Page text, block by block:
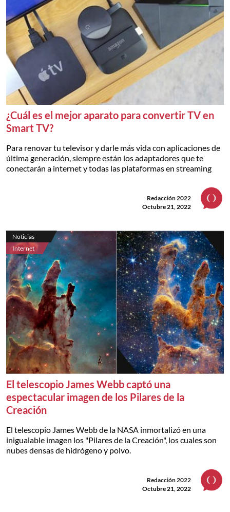
¿Cuál es el mejor aparato para convertir TV en
Smart TV?
Para renovar tu televisor y darle más vida con aplicaciones de
última generación, siempre están los adaptadores que te
conectarán a internet y todas las plataformas en streaming
Redacción 2022
Octubre 21, 2022
Noticias
Internet
El telescopio James Webb captó una
espectacular imagen de los Pilares de la
Creación
El telescopio James Webb de la NASA inmortalizó en una
inigualable imagen los "Pilares de la Creación", los cuales son
nubes densas de hidrógeno y polvo.
Redacción 2022
Octubre 21, 2022